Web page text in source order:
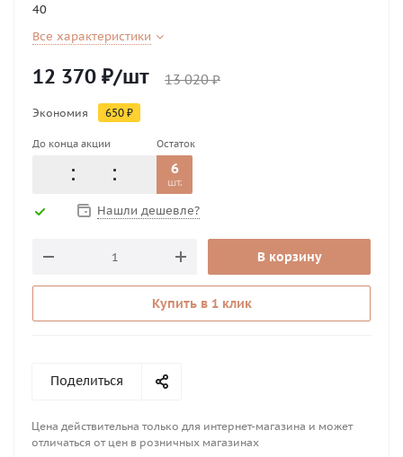
40
Все характеристики
12 370 ₽/шт 13 020₽
Экономия 650 ₽
До конца акции Остаток
6
шт.
Нашли дешевле?
В корзину
Купить в 1 клик
Поделиться
Цена действительна только для интернет-магазина и может
отличаться от цен в розничных магазинах